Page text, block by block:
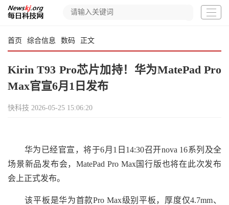
首页 综合信息 数码 正文
Kirin T93 Pro芯片加持！华为MatePad Pro
Max官宣6月1日发布
快科技 2026-05-25 15:06:20
华为已经官宣，将于6月1日14:30召开nova 16系列及全
场景新品发布会，MatePad Pro Max国行版也将在此次发布
会上正式发布。
该平板是华为首款Pro Max级别平板，厚度仅4.7mm、